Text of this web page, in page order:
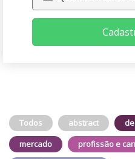
Todos abstract
mercado
profissão e